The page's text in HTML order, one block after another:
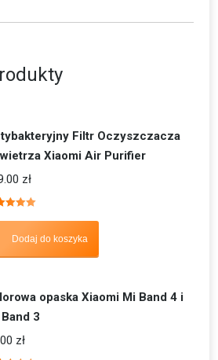
Filtr Oczyszczacza
Xiaomi Air Purifier
zł
Dodaj do koszyka
opaska Xiaomi Mi Band 4 i
3
zł